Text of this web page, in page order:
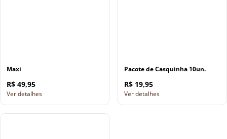
Maxi
R$ 49,95
Ver detalhes
Pacote de Casquinha 10un.
R$ 19,95
Ver detalhes